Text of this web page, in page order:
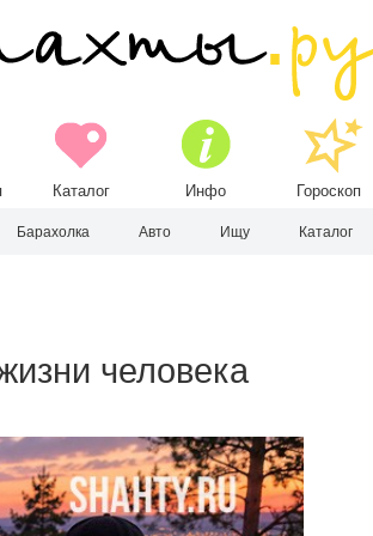
Каталог Инфо Гороскоп
Барахолка Авто Ищу Каталог
человека